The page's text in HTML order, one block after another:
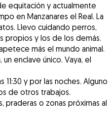
equitación y actualmente
en Manzanares el Real. La
Llevo cuidando perros,
propios y los de los demás.
más el mundo animal.
enclave único. Vaya, el
y por las noches. Alguno
de otros trabajos.
praderas o zonas próximas al